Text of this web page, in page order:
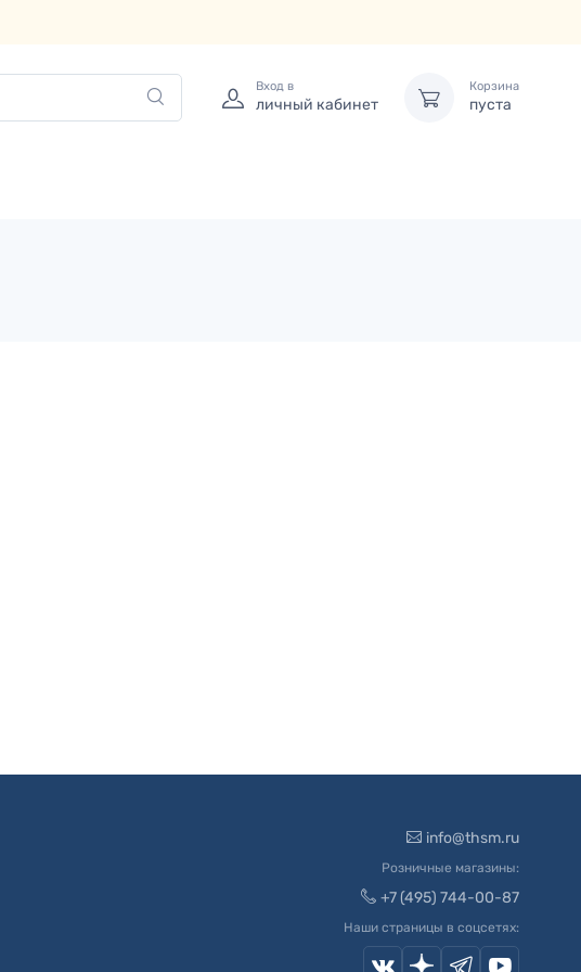
Вход в
личный кабинет
Корзина
пуста
info@thsm.ru
Розничные магазины:
+7 (495) 744-00-87
Наши страницы в соцсетях: